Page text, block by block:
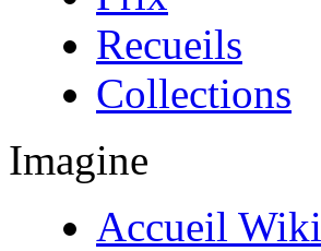
Recueils
Collections
Imagine
Accueil Wiki